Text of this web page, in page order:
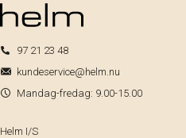
97 21 23 48
kundeservice@helm.nu
Mandag-fredag: 9.00-15.00
Helm I/S